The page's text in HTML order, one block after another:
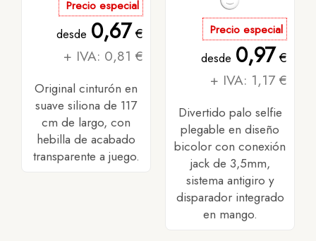
Precio especial
desde 0,67 €
+ IVA: 0,81 €
Original cinturón en
suave siliona de 117
cm de largo, con
hebilla de acabado
transparente a juego.
Precio especial
desde 0,97 €
+ IVA: 1,17 €
Divertido palo selfie
plegable en diseño
bicolor con conexión
jack de 3,5mm,
sistema antigiro y
disparador integrado
en mango.